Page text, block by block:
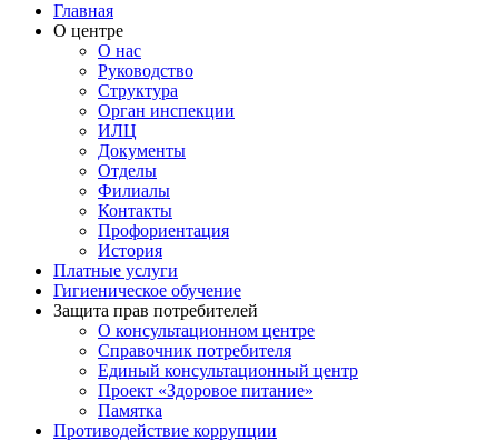
Главная
О центре
О нас
Руководство
Структура
Орган инспекции
ИЛЦ
Документы
Отделы
Филиалы
Контакты
Профориентация
История
Платные услуги
Гигиеническое обучение
Защита прав потребителей
О консультационном центре
Справочник потребителя
Единый консультационный центр
Проект «Здоровое питание»
Памятка
Противодействие коррупции